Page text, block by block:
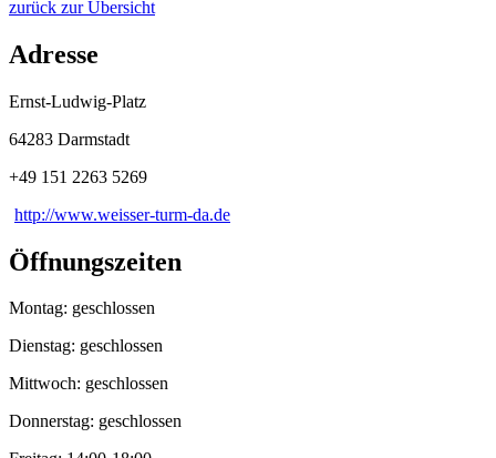
zurück zur Übersicht
Adresse
Ernst-Ludwig-Platz
64283 Darmstadt
+49 151 2263 5269
http://www.weisser-turm-da.de
Öffnungszeiten
Montag: geschlossen
Dienstag: geschlossen
Mittwoch: geschlossen
Donnerstag: geschlossen